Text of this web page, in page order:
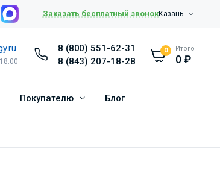
Заказать бесплатный звонокКазань
8 (800) 551-62-31
8 (843) 207-18-28
0 Итого
0₽
Покупателю Блог